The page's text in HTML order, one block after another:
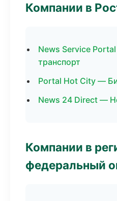
Компании в
News Service
транспорт
Portal Hot City —
News 24 Direct —
Компании в
федеральный